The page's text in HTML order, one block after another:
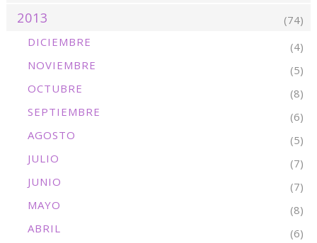
2013
(74)
DICIEMBRE
(4)
NOVIEMBRE
(5)
OCTUBRE
(8)
SEPTIEMBRE
(6)
AGOSTO
(5)
JULIO
(7)
JUNIO
(7)
MAYO
(8)
ABRIL
(6)